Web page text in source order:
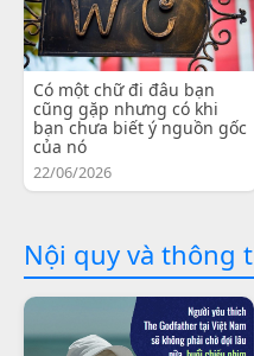
Có một chữ đi đâu bạn
cũng gặp nhưng có khi
bạn chưa biết ý nguồn gốc
của nó
22/06/2026
Nội quy và thông